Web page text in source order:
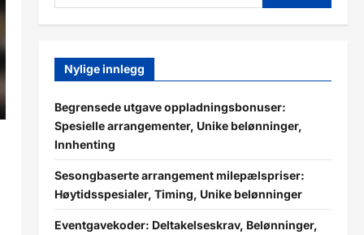
for:
Nylige innlegg
Begrensede utgave oppladningsbonuser:
Spesielle arrangementer, Unike belønninger,
Innhenting
Sesongbaserte arrangement milepælspriser:
Høytidsspesialer, Timing, Unike belønninger
Eventgavekoder: Deltakelseskrav, Belønninger,